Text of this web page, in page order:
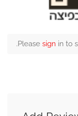
Please